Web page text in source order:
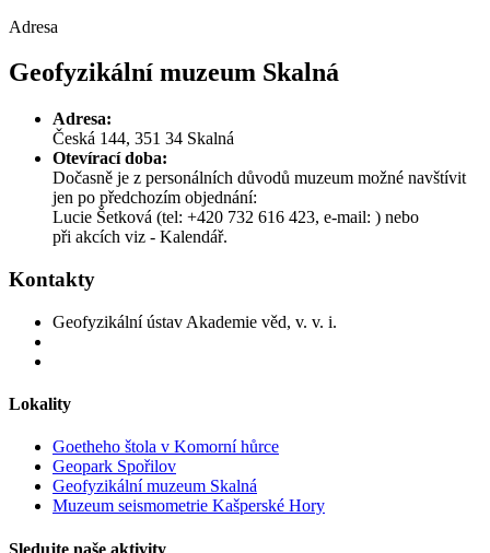
Adresa
Geofyzikální muzeum Skalná
Adresa:
Česká 144, 351 34 Skalná
Otevírací doba:
Dočasně je z personálních důvodů muzeum možné navštívit
jen po předchozím objednání:
Lucie Šetková (tel: +420 732 616 423, e-mail: ) nebo
při akcích viz - Kalendář.
Kontakty
Geofyzikální ústav Akademie věd, v. v. i.
Lokality
Goetheho štola v Komorní hůrce
Geopark Spořilov
Geofyzikální muzeum Skalná
Muzeum seismometrie Kašperské Hory
Sledujte naše aktivity